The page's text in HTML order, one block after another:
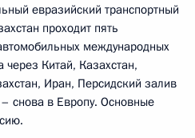
евразийский транспортный
проходит пять
международных
через Китай, Казахстан,
Иран, Персидский залив
снова в Европу. Основные